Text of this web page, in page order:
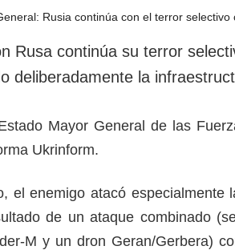
protección de datos
Rusa continúa su terror
deliberadamente la
Mayor General de las
Ukrinform.
el enemigo atacó especialmente
de un ataque combinado
M y un dron Geran/Gerbera)